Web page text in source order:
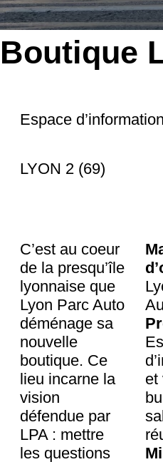
Boutique
Espace
LYON 2 (69)
C’est au coeur
de la presqu’île
lyonnaise que
Lyon Parc Auto
déménage sa
nouvelle
boutique. Ce
lieu incarne la
vision
défendue par
LPA : mettre
les questions
et